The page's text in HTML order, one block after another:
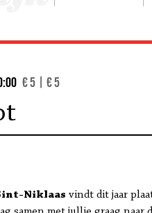
€ 5 | € 5
Niklaas vindt dit jaar